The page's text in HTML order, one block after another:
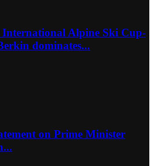
Alpine Ski Cup-
dominates...
on Prime Minister